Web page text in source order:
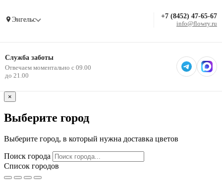
Энгельс +7 (8452) 47-65-67
info@flowry.ru
Служба заботы
Отвечаем моментально с 09.00
до 21.00
×
Выберите город
Выберите город, в который нужна доставка цветов
Поиск города
Список городов